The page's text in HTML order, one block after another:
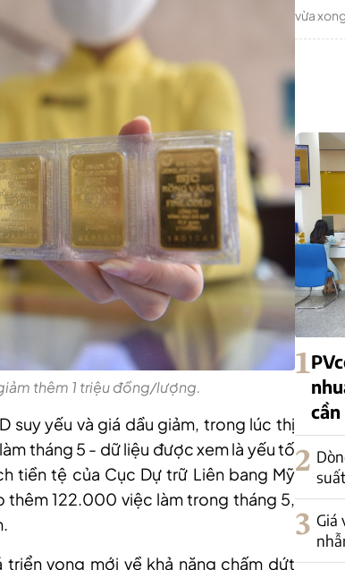
thêm 1 triệu đồng/lượng.
suy yếu và giá dầu giảm, trong lúc thị
tháng 5 - dữ liệu được xem là yếu tố
tiền tệ của Cục Dự trữ Liên bang Mỹ
thêm 122.000 việc làm trong tháng 5,
triển vọng mới về khả năng chấm dứt
vừa
1
2
3 Giá